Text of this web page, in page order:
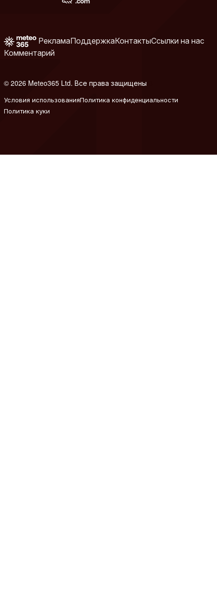
РекламаПоддержкаКонтактыСсылки на нас
Комментарий
© 2026 Meteo365 Ltd. Все права защищены
Условия использованияПолитика конфиденциальности
Политика куки